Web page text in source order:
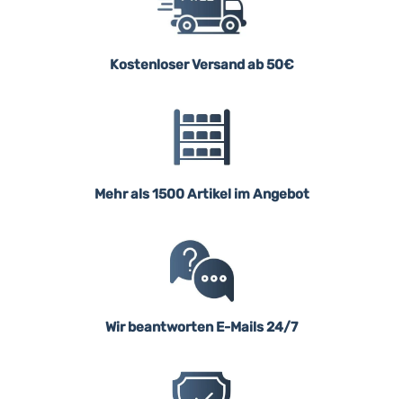
Kostenloser Versand ab 50€
Mehr als 1500 Artikel im Angebot
Wir beantworten E-Mails 24/7